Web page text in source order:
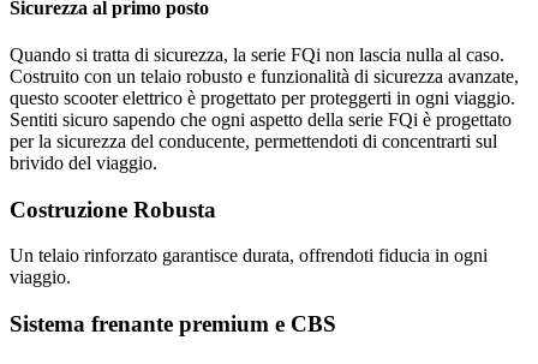
Sicurezza al primo posto
Quando si tratta di sicurezza, la serie FQi non lascia nulla al caso.
Costruito con un telaio robusto e funzionalità di sicurezza avanzate,
questo scooter elettrico è progettato per proteggerti in ogni viaggio.
Sentiti sicuro sapendo che ogni aspetto della serie FQi è progettato
per la sicurezza del conducente, permettendoti di concentrarti sul
brivido del viaggio.
Costruzione Robusta
Un telaio rinforzato garantisce durata, offrendoti fiducia in ogni
viaggio.
Sistema frenante premium e CBS